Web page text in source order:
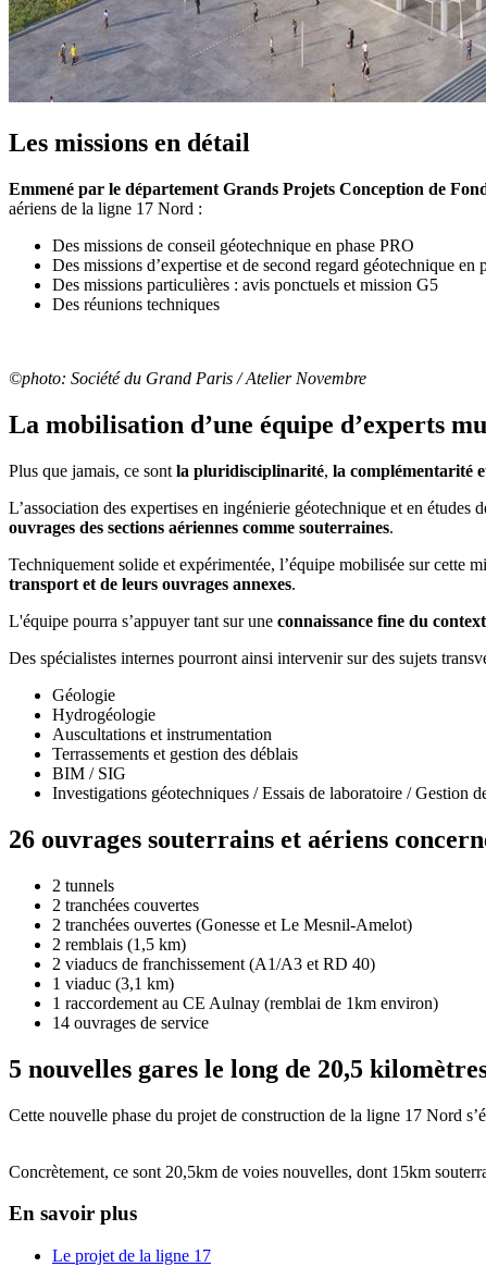
Les missions en détail
Emmené par le département Grands Projets Conception de
aériens de la ligne 17 Nord :
Des missions de conseil géotechnique en phase PRO
Des missions d’expertise et de second regard géotechnique en
Des missions particulières : avis ponctuels et mission G5
Des réunions techniques
©photo: Société du Grand Paris / Atelier Novembre
La mobilisation d’une équipe d’experts
Plus que jamais, ce sont la pluridisciplinarité, la complémentarité
L’association des expertises en ingénierie géotechnique et en
ouvrages des sections aériennes comme souterraines.
Techniquement solide et expérimentée, l’équipe mobilisée sur cette
transport et de leurs ouvrages annexes.
L'équipe pourra s’appuyer tant sur une connaissance fine du
Des spécialistes internes pourront ainsi intervenir sur des sujets
Géologie
Hydrogéologie
Auscultations et instrumentation
Terrassements et gestion des déblais
BIM / SIG
Investigations géotechniques / Essais de laboratoire / Gestion
26 ouvrages souterrains et aériens
2 tunnels
2 tranchées couvertes
2 tranchées ouvertes (Gonesse et Le Mesnil-Amelot)
2 remblais (1,5 km)
2 viaducs de franchissement (A1/A3 et RD 40)
1 viaduc (3,1 km)
1 raccordement au CE Aulnay (remblai de 1km environ)
14 ouvrages de service
5 nouvelles gares le long de 20,5
Cette nouvelle phase du projet de construction de la ligne 17 Nord
Concrètement, ce sont 20,5km de voies nouvelles, dont 15km
En savoir plus
Le projet de la ligne 17